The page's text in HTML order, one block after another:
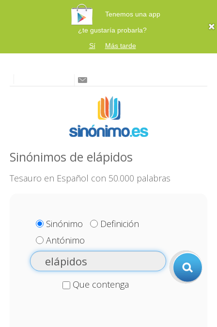
Tenemos una app
¿te gustaría probarla?
Sí
Más tarde
Sinónimos de elápidos
Tesauro en Español con 50.000 palabras
Sinónimo
Definición
Antónimo
Que contenga